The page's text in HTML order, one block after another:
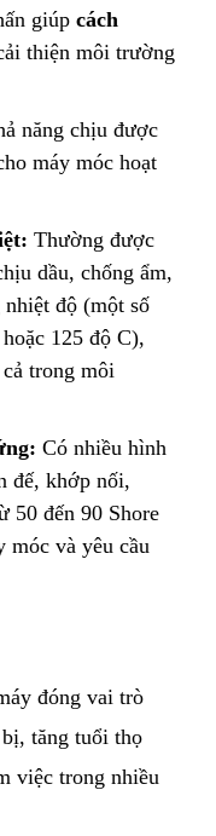
giúp cách
thiện môi trường
năng chịu được
máy móc hoạt
Thường được
dầu, chống ẩm,
độ (một số
hoặc 125 độ C),
trong môi
Có nhiều hình
đế, khớp nối,
50 đến 90 Shore
và yêu cầu
đóng vai trò
tăng tuổi thọ
việc trong nhiều